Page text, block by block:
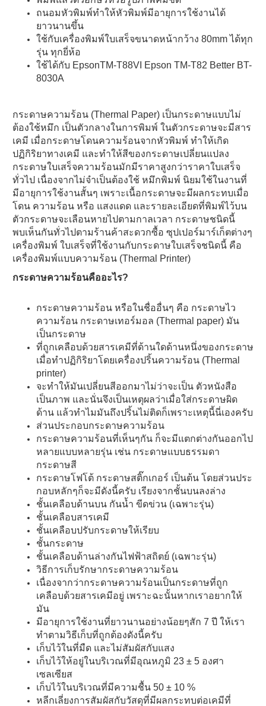
ถนอมหัวพิมพ์ทำให้หัวพิมพ์มีอายุการใช้งานได้
ยาวนานขึ้น
ใช้กับเครื่องพิมพ์ใบเสร็จขนาดหน้ากว้าง 80mm ได้ทุก
รุ่น ทุกยี่ห้อ
ใช้ได้กับ EpsonTM-T88VI Epson TM-T82 Better BT-
8030A
กระดาษความร้อน (Thermal Paper) เป็นกระดาษแบบไม่
ต้องใช้หมึก เป็นตัวกลางในการพิมพ์ ในตัวกระดาษจะมีสาร
เคมี เมื่อกระดาษโดนความร้อนจากหัวพิมพ์ ทำให้เกิด
ปฏิกิริยาทางเคมี และทำให้สีของกระดาษเปลี่ยนแปลง
กระดาษใบเสร็จความร้อนมักมีราคาสูงกว่าราคาใบเสร็จ
ทั่วไป เนื่องจากไม่จำเป็นต้องใช้ หมึกพิมพ์ นิยมใช้ในงานที่
มีอายุการใช้งานสั้นๆ เพราะเนื้อกระดาษจะมีผลกระทบเมื่อ
โดน ความร้อน หรือ แสงแดด และรายละเอียดที่พิมพ์ไว้บน
ตัวกระดาษจะเลือนหายไปตามกาลเวลา กระดาษชนิดนี้
พบเห็นกันทั่วไปตามร้านค้าสะดวกซื้อ ซุปเปอร์มาร์เก็ตต่างๆ
เครื่องพิมพ์ ใบเสร็จที่ใช้งานกับกระดาษใบเสร็จชนิดนี้ คือ
เครื่องพิมพ์แบบความร้อน (Thermal Printer)
กระดาษความร้อนคืออะไร?
กระดาษความร้อน หรือในชื่ออื่นๆ คือ กระดาษไว
ความร้อน กระดาษเทอร์มอล (Thermal paper) มัน
เป็นกระดาษ
ที่ถูกเคลือบด้วยสารเคมีที่ด้านใดด้านหนึ่งของกระดาษ
เมื่อทำปฏิกิริยาโดยเครื่องปริ้นความร้อน (Thermal
printer)
จะทำให้มันเปลี่ยนสีออกมาไม่ว่าจะเป็น ตัวหนังสือ
เป็นภาพ และนั่นจึงเป็นเหตุผลว่าเมื่อใส่กระดาษผิด
ด้าน แล้วทำไมมันถึงปริ้นไม่ติดก็เพราะเหตุนี้นี่เองครับ
ส่วนประกอบกระดาษความร้อน
กระดาษความร้อนที่เห็นๆกัน ก็จะมีแตกต่างกันออกไป
หลายแบบหลายรุ่น เช่น กระดาษแบบธรรมดา
กระดาษสี
กระดาษโฟโต้ กระดาษสติ๊กเกอร์ เป็นต้น โดยส่วนประ
กอบหลักๆก็จะมีดังนี้ครับ เรียงจากชั้นบนลงล่าง
ชั้นเคลือบด้านบน กันน้ำ ขีดข่วน (เฉพาะรุ่น)
ชั้นเคลือบสารเคมี
ชั้นเคลือบปรับกระดาษให้เรียบ
ชั้นกระดาษ
ชั้นเคลือบด้านล่างกันไฟฟ้าสถิตย์ (เฉพาะรุ่น)
วิธีการเก็บรักษากระดาษความร้อน
เนื่องจากว่ากระดาษความร้อนเป็นกระดาษที่ถูก
เคลือบด้วยสารเคมีอยู่ เพราะฉะนั้นหากเราอยากให้
มัน
มีอายุการใช้งานที่ยาวนานอย่างน้อยๆสัก 7 ปี ให้เรา
ทำตามวิธีเก็บที่ถูกต้องดังนี้ครับ
เก็บไว้ในที่มืด และไม่สัมผัสกับแสง
เก็บไว้ให้อยู่ในบริเวณที่มีอุณหภูมิ 23 ± 5 องศา
เซลเซียส
เก็บไว้ในบริเวณที่มีความชื้น 50 ± 10 %
หลีกเลี่ยงการสัมผัสกับวัสดุที่มีผลกระทบต่อเคมีที่